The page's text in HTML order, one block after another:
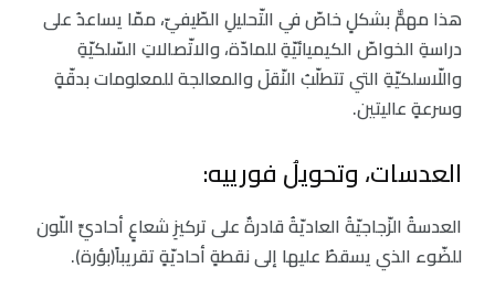
هذا مهمٌّ بشكلٍ خاصّ في التّحليلِ الطّيفيّ، ممّا يساعدُ على
دراسةِ الخواصّ الكيميائيّةِ للمادّة، والاتّصالاتِ السّلكيّةِ
واللّاسلكيّةِ التي تتطلّبُ النّقلَ والمعالجة للمعلومات بدقّةٍ
وسرعةٍ عاليتين.
العدسات، وتحويلُ فورييه:
العدسةُ الزّجاجيّةُ العاديّةُ قادرةٌ على تركيزِ شعاعٍ أحاديِّ اللّون
للضّوء الذي يسقطُ عليها إلى نقطةٍ أحاديّةٍ تقريباً(بؤرة).